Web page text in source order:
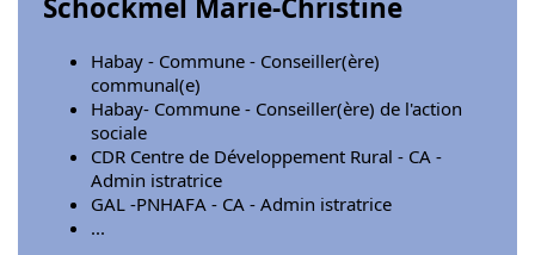
Schockmel Marie-Christine
Habay - Commune - Conseiller(ère)
communal(e)
Habay- Commune - Conseiller(ère) de l'action
sociale
CDR Centre de Développement Rural - CA -
Admin istratrice
GAL -PNHAFA - CA - Admin istratrice
...